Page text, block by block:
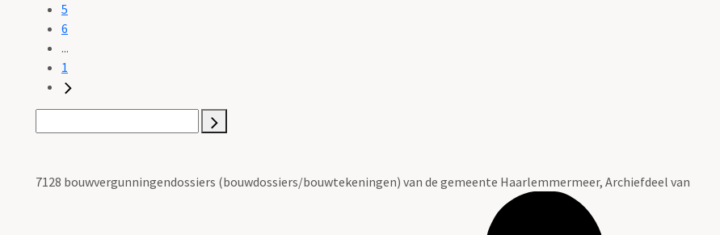
5
6
...
1
7128 bouwvergunningendossiers (bouwdossiers/bouwtekeningen) van de gemeente Haarlemmermeer, Archiefdeel van